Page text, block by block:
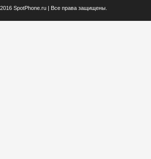
2016 SpotPhone.ru | Все права защищены.